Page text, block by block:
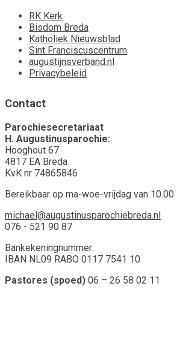
RK Kerk
Bisdom Breda
Katholiek Nieuwsblad
Sint Franciscuscentrum
augustijnsverband.nl
Privacybeleid
Contact
Parochiesecretariaat
H. Augustinusparochie:
Hooghout 67
4817 EA Breda
KvK nr 74865846
Bereikbaar op ma-woe-vrijdag van 10.00
michael@augustinusparochiebreda.nl
076 - 521 90 87
Bankekeningnummer:
IBAN NL09 RABO 0117 7541 10
Pastores (spoed) 06 – 26 58 02 11